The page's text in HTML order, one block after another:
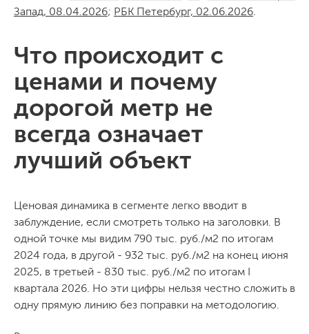
Запад, 08.04.2026; РБК Петербург, 02.06.2026
Что происходит с
ценами и почему
дорогой метр не
всегда означает
лучший объект
Ценовая динамика в сегменте легко вводит в
заблуждение, если смотреть только на заголовки. В
одной точке мы видим 790 тыс. руб./м2 по итогам
2024 года, в другой - 932 тыс. руб./м2 на конец июня
2025, в третьей - 830 тыс. руб./м2 по итогам I
квартала 2026. Но эти цифры нельзя честно сложить в
одну прямую линию без поправки на методологию.